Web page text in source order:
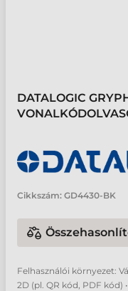
DATALOGIC
Cikkszám: GD4430-BK
Felhasználói környezet:
2D (pl. QR kód, PDF kód)